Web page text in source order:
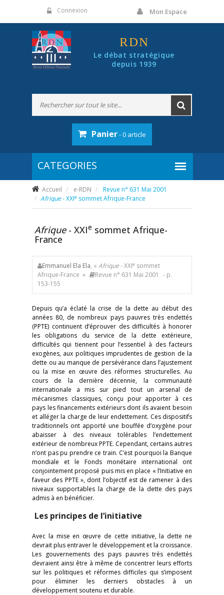
Connexion Mon Espace
RDN
Le débat stratégique
depuis 1939
Panier- 0 article
Accueil e-RDN
Revue n° 631 Mai 2001
Afrique- XXIe sommet Afrique-France
Afrique - XXIe sommet Afrique-
France
Emmanuel Ela Ela, « Afrique- XXIe sommet
Afrique-France »
Revue n° 631 Mai 2001
- p.
153-155
Depuis qu’a éclaté la crise de la dette au début des
années 80, de nombreux pays pauvres très endettés
(PPTE) continuent d’éprouver des difficultés à honorer
les obligations du service de la dette extérieure,
difficultés qui tiennent pour l’essentiel à des facteurs
exogènes, aux politiques imprudentes de gestion de la
dette ou au manque de persévérance dans l’ajustement
ou la mise en œuvre des réformes structurelles. Au
cours de la dernière décennie, la communauté
internationale a mis sur pied tout un arsenal de
mécanismes classiques, conçu pour apporter à ces
pays les financements extérieurs dont ils avaient besoin
et alléger la charge de leur endettement. Ces dispositifs
traditionnels ont apporté une bouffée d’oxygène pour
abaisser à des niveaux tolérables l’endettement
extérieur de nombreux PPTE. Cependant, certains autres
n’ont pas pu prendre ce train. C’est pourquoi la Banque
mondiale et le Fonds monétaire international ont
conjointement proposé puis mis en place « l’Initiative en
faveur des PPTE », dont l’objectif est de ramener à des
niveaux supportables la charge de la dette des pays
admis à en bénéficier.
Les principes de l’initiative
Avec la mise en œuvre de cette initiative, la dette ne
devrait plus entraver le développement et la croissance.
Les gouvernements des pays pauvres très endettés
devraient ainsi être à même de concentrer leurs efforts
sur les politiques et réformes difficiles qui s’imposent
pour éliminer les derniers obstacles à un
développement soutenu et durable.